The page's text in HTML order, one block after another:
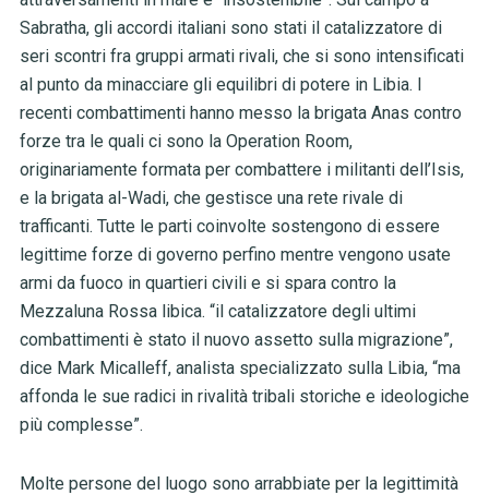
Sabratha, gli accordi italiani sono stati il catalizzatore di
seri scontri fra gruppi armati rivali, che si sono intensificati
al punto da minacciare gli equilibri di potere in Libia. I
recenti combattimenti hanno messo la brigata Anas contro
forze tra le quali ci sono la Operation Room,
originariamente formata per combattere i militanti dell’Isis,
e la brigata al-Wadi, che gestisce una rete rivale di
trafficanti. Tutte le parti coinvolte sostengono di essere
legittime forze di governo perfino mentre vengono usate
armi da fuoco in quartieri civili e si spara contro la
Mezzaluna Rossa libica. “il catalizzatore degli ultimi
combattimenti è stato il nuovo assetto sulla migrazione”,
dice Mark Micalleff, analista specializzato sulla Libia, “ma
affonda le sue radici in rivalità tribali storiche e ideologiche
più complesse”.
Molte persone del luogo sono arrabbiate per la legittimità